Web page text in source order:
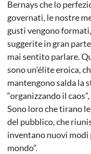
Bernays che lo
governati, le nostre
gusti vengono
suggerite in gran
mai sentito parlare.
sono un’élite eroica,
mantengono salda la
“organizzando il
Sono loro che tirano
del pubblico, che
inventano nuovi modi
mondo”.